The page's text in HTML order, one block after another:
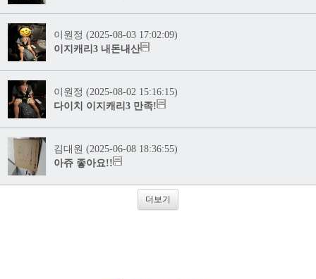
이원정 (2025-08-03 17:02:09)
이지캐리3 내돈내산
이원정 (2025-08-02 15:16:15)
다이치 이지캐리3 만족!
김대원 (2025-06-08 18:36:55)
아쥬 좋아요!!
더보기